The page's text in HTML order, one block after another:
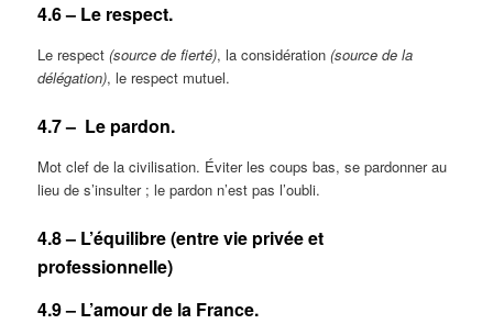
4.6 – Le respect.
Le respect(source de fierté), la considération(source de la
délégation), le respect mutuel.
4.7 – Le pardon.
Mot clef de la civilisation. Éviter les coups bas, se pardonner au
lieu de s’insulter ; le pardon n’est pas l’oubli.
4.8 – L’équilibre (entre vie privée et
professionnelle)
4.9 – L’amour de la France.